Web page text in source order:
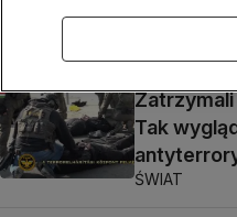
o
Tak
ŚWIAT